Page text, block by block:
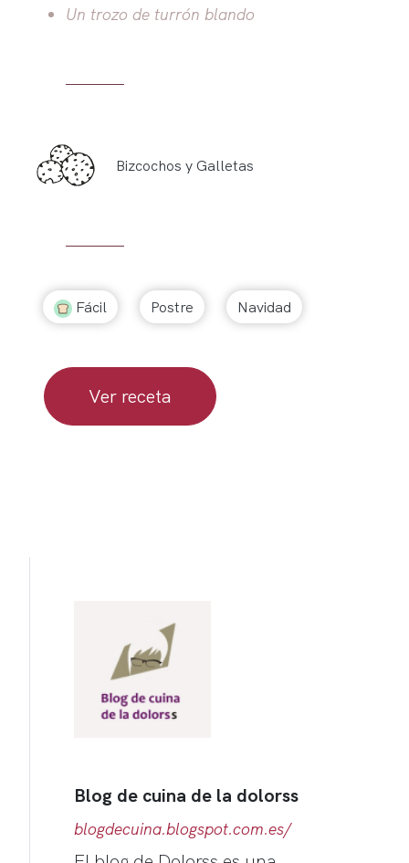
Un trozo de turrón blando
Bizcochos y Galletas
Fácil Postre Navidad
Ver receta
Blog de cuina de la dolorss
blogdecuina.blogspot.com.es/